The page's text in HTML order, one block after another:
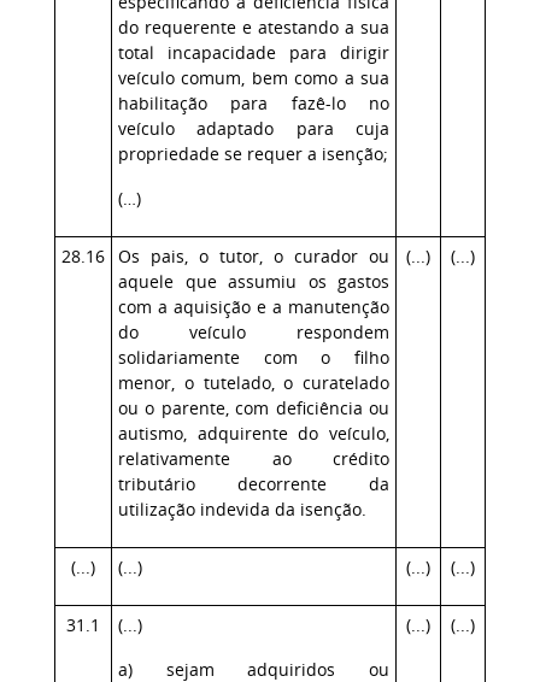
do requerente e atestando a sua
total incapacidade para dirigir
veículo comum, bem como a sua
habilitação para fazê-lo no
veículo adaptado para cuja
propriedade se requer a isenção;
(…)
28.16 Os pais, o tutor, o curador ou
aquele que assumiu os gastos
com a aquisição e a manutenção
do veículo respondem
solidariamente com o filho
menor, o tutelado, o curatelado
ou o parente, com deficiência ou
autismo, adquirente do veículo,
relativamente ao crédito
tributário decorrente da
utilização indevida da isenção.
(...) (...)
(...) (...) (...) (...)
31.1
(...)
a) sejam adquiridos ou
(...) (...)